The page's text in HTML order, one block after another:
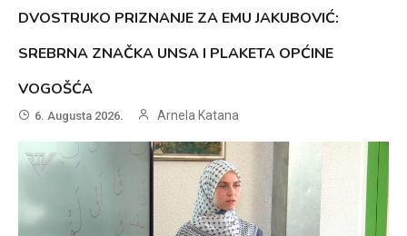
DVOSTRUKO PRIZNANJE ZA EMU JAKUBOVIĆ:
SREBRNA ZNAČKA UNSA I PLAKETA OPĆINE
VOGOŠĆA
6. Augusta 2026. Arnela Katana